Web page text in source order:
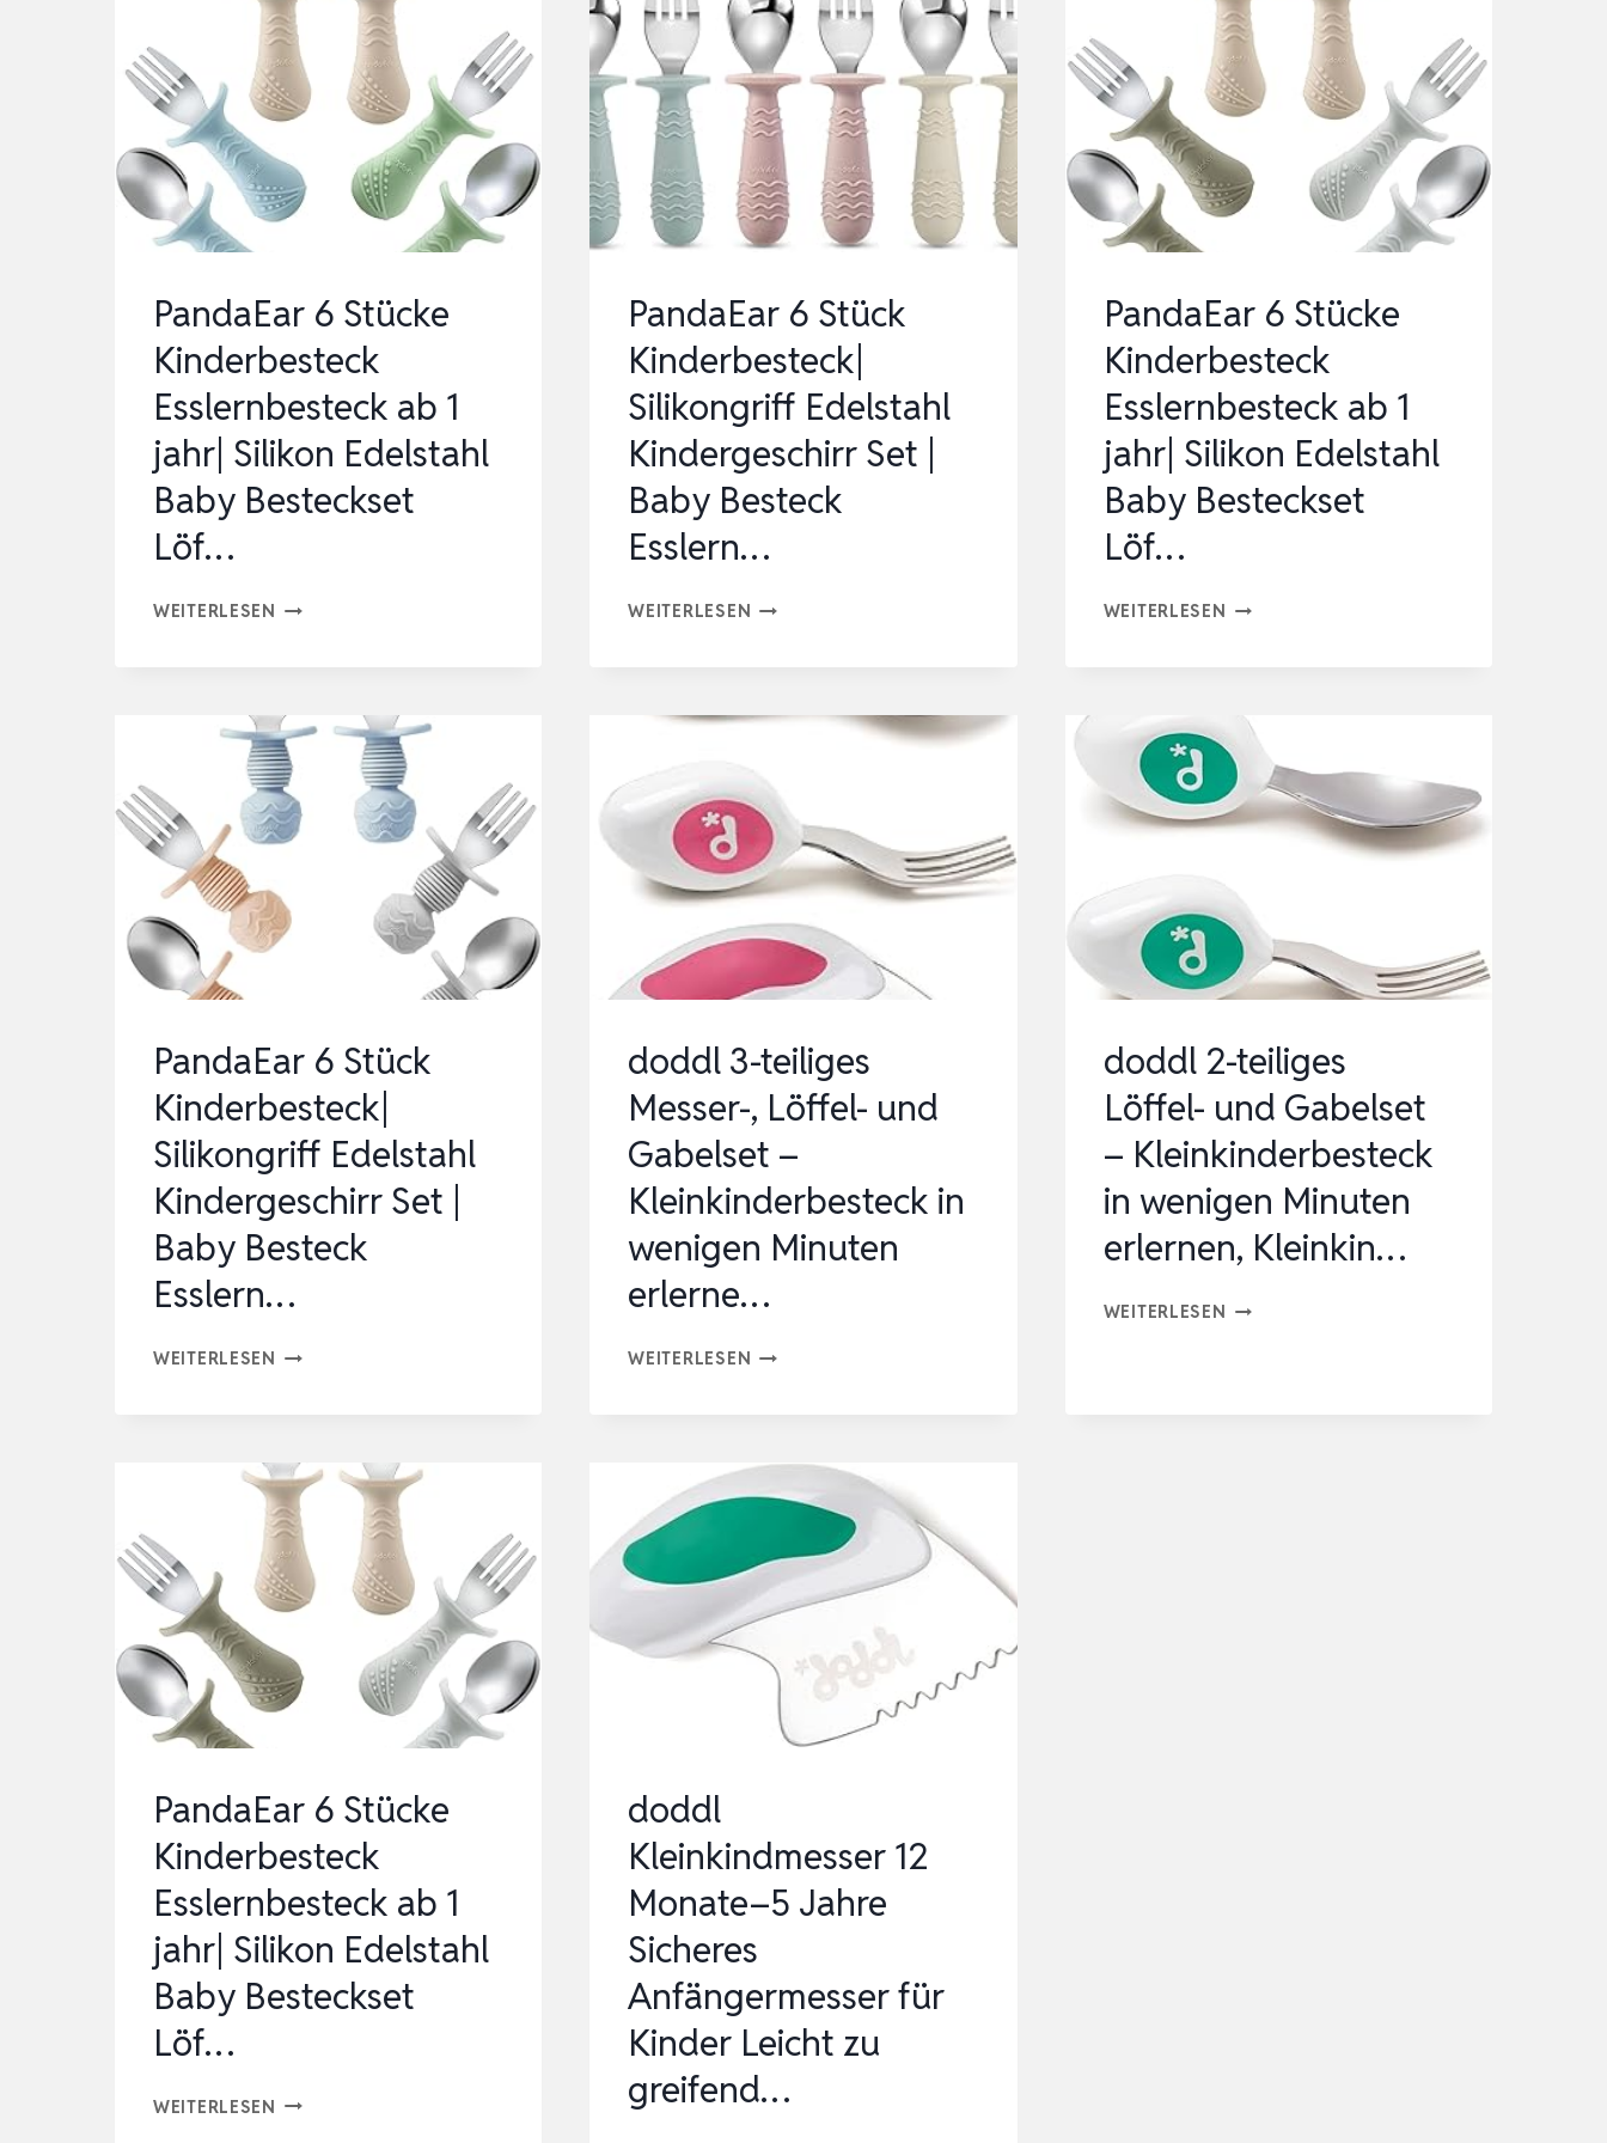
PandaEar 6 Stücke
Kinderbesteck
Esslernbesteck ab 1
jahr| Silikon Edelstahl
Baby Besteckset
Löf…
WEITERLESEN PANDAEAR
KINDERBESTECK
ESSLERNBESTECK
AB
1
SILIKON
EDELSTAHL
PandaEar 6 Stück
Kinderbesteck|
Silikongriff Edelstahl
Kindergeschirr Set |
Baby Besteck
Esslern…
WEITERLESEN PANDAEAR
KINDERBESTECK|
EDELSTAHL
KINDERGESCHIRR
SET
|
BABY
BESTECK
ESSLERN…
PandaEar 6 Stücke
Kinderbesteck
Esslernbesteck ab 1
jahr| Silikon Edelstahl
Baby Besteckset
Löf…
WEITERLESEN PANDAEAR
KINDERBESTECK
ESSLERNBESTECK
AB
1
EDELSTAHL
BABY
BESTECKSET
PandaEar 6 Stück
Kinderbesteck|
Silikongriff Edelstahl
Kindergeschirr Set |
Baby Besteck
Esslern…
WEITERLESEN PANDAEAR
KINDERBESTECK|
SILIKONGRIFF
EDELSTAHL
KINDERGESCHIRR
SET
|
BABY
BESTECK
doddl 3-teiliges
Messer-, Löffel- und
Gabelset –
Kleinkinderbesteck in
wenigen Minuten
erlerne…
WEITERLESEN DODDL
MESSER-,
LÖFFEL-
GABELSET
KLEINKINDERBESTECK
WENIGEN
MINUTEN
doddl 2-teiliges
Löffel- und Gabelset
– Kleinkinderbesteck
in wenigen Minuten
erlernen, Kleinkin…
WEITERLESEN DODDL
PandaEar 6 Stücke
Kinderbesteck
Esslernbesteck ab 1
jahr| Silikon Edelstahl
Baby Besteckset
Löf…
WEITERLESEN PANDAEAR
doddl
Kleinkindmesser 12
Monate–5 Jahre
Sicheres
Anfängermesser für
Kinder Leicht zu
greifend…